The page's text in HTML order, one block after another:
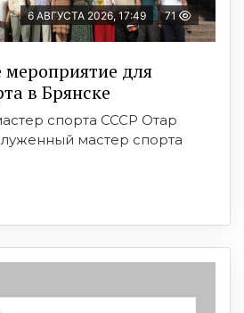
6 АВГУСТА 2026, 17:49 71
мероприятие для
в Брянске
спорта СССР Отар
мастер спорта